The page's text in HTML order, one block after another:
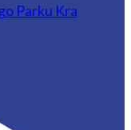
Parku Kra